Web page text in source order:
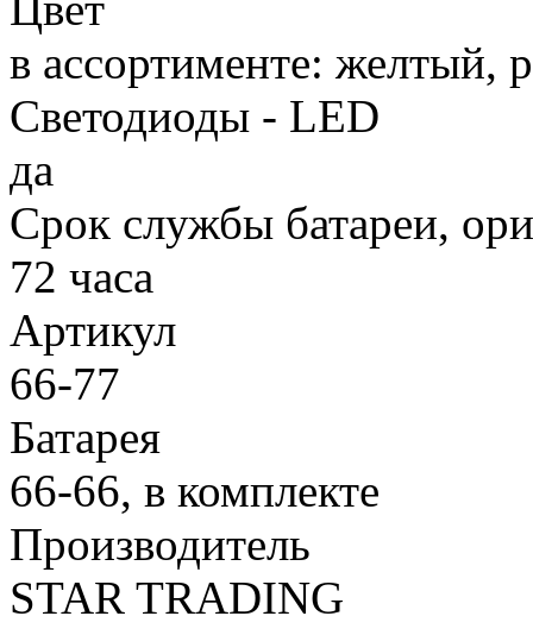
в ассортименте: желтый,
Светодиоды - LED
да
Срок службы батареи,
72 часа
Артикул
66-77
Батарея
66-66, в комплекте
Производитель
STAR TRADING